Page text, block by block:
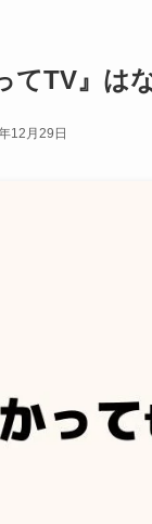
てTV』は
12月29日